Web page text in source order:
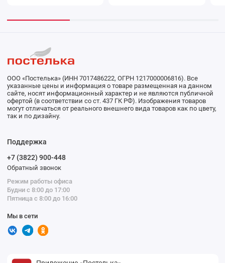
ООО «Постелька» (ИНН 7017486222, ОГРН 1217000006816). Все
указанные цены и информация о товаре размещенная на данном
сайте, носят информационный характер и не являются публичной
офертой (в соответствии со ст. 437 ГК РФ). Изображения товаров
могут отличаться от реального внешнего вида товаров как по цвету,
так и по дизайну.
Поддержка
+7 (3822) 900-448
Обратный звонок
Режим работы офиса
Будни с 8:00 до 17:00
Пятница с 8:00 до 16:00
Мы в сети